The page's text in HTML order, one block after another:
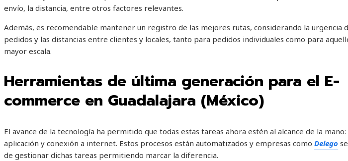
envío, la distancia, entre otros factores relevantes.
Además, es recomendable mantener un registro de las mejores rutas, considerando la urgencia
pedidos y las distancias entre clientes y locales, tanto para pedidos individuales como para
mayor escala.
Herramientas de última generación para el E-
commerce en Guadalajara (México)
El avance de la tecnología ha permitido que todas estas tareas ahora estén al alcance de la mano:
aplicación y conexión a internet. Estos procesos están automatizados y empresas como Delego
de gestionar dichas tareas permitiendo marcar la diferencia.